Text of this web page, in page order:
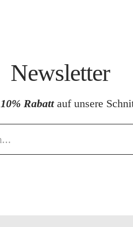
Newsletter
10% Rabattauf unsere